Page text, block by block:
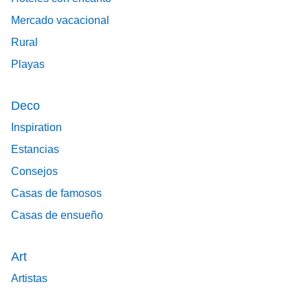
Mercado vacacional
Rural
Playas
Deco
Inspiration
Estancias
Consejos
Casas de famosos
Casas de ensueño
Art
Artistas